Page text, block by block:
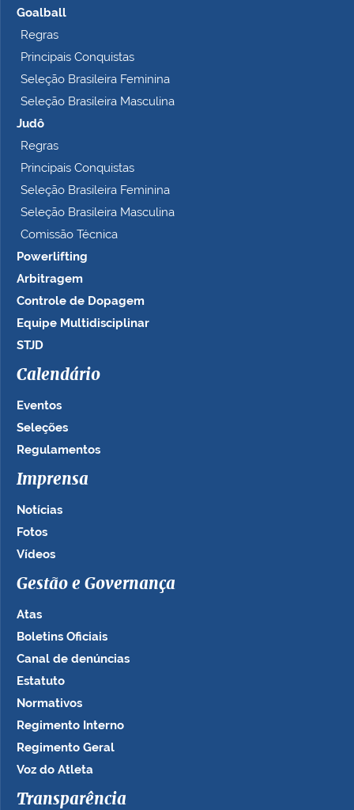
Goalball
Regras
Principais Conquistas
Seleção Brasileira Feminina
Seleção Brasileira Masculina
Judô
Regras
Principais Conquistas
Seleção Brasileira Feminina
Seleção Brasileira Masculina
Comissão Técnica
Powerlifting
Arbitragem
Controle de Dopagem
Equipe Multidisciplinar
STJD
Calendário
Eventos
Seleções
Regulamentos
Imprensa
Notícias
Fotos
Vídeos
Gestão e Governança
Atas
Boletins Oficiais
Canal de denúncias
Estatuto
Normativos
Regimento Interno
Regimento Geral
Voz do Atleta
Transparência